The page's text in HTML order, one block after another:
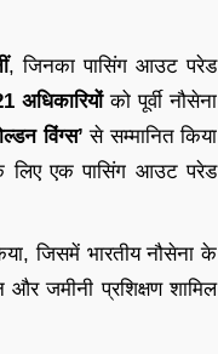
, जिनका पासिंग आउट परेड
अधिकारियोंको पूर्वी नौसेना
विंग्स’ से सम्मानित किया
लिए एक पासिंग आउट परेड
जिसमें भारतीय नौसेना के
जमीनी प्रशिक्षण शामिल